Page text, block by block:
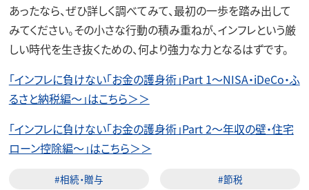
あったなら、ぜひ詳しく調べてみて、最初の一歩を踏み出して
みてください。その小さな行動の積み重ねが、インフレという厳
しい時代を生き抜くための、何より強力な力となるはずです。
「インフレに負けない「お金の護身術」Part 1～NISA・iDeCo・ふ
るさと納税編～」はこちら＞＞
「インフレに負けない「お金の護身術」Part 2～年収の壁・住宅
ローン控除編～」はこちら＞＞
#相続・贈与 #節税